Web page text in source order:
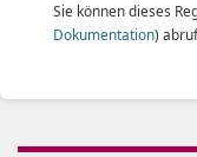
Sie können dieses
Dokumentation)